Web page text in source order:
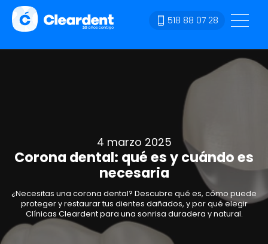
518 88 07 28
4 marzo 2025
Corona dental: qué es y cuándo es
necesaria
¿Necesitas una corona dental? Descubre qué es, cómo puede
proteger y restaurar tus dientes dañados, y por qué elegir
Clínicas Cleardent para una sonrisa duradera y natural.